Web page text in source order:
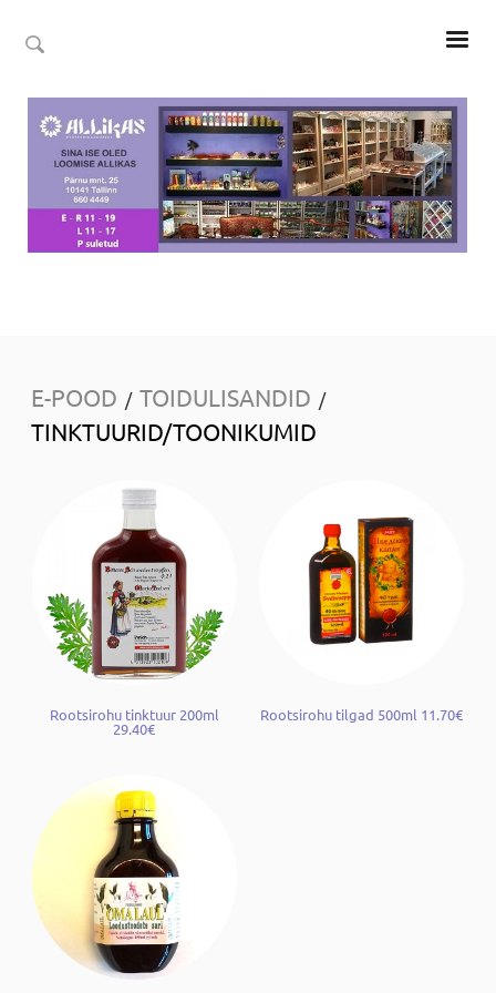
E-POOD / TOIDULISANDID /
TINKTUURID/TOONIKUMID
Rootsirohu tinktuur 200ml
29.40€
Rootsirohu tilgad 500ml 11.70€